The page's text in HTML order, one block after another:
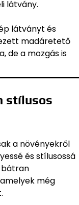
látvány.
látványt és
madáretető
de a mozgás is
stílusos
a növényekről
és stílusossá
bátran
még